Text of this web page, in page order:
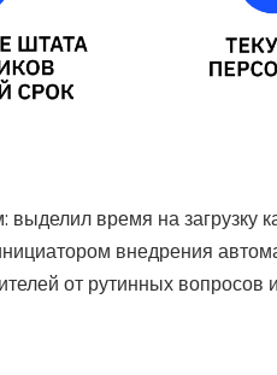
выделил время на загрузку
внедрения
от рутинных вопросов